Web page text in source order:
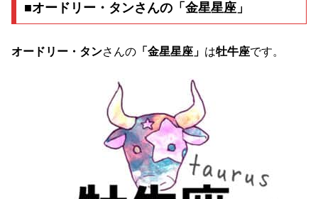
■オードリー・タンさんの「金星星座」
オードリー・タンさんの 「金星星座」 は牡牛座です。